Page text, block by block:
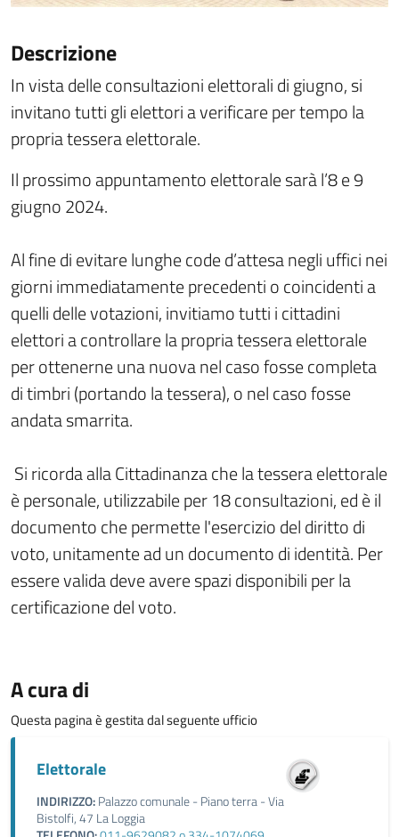
Descrizione
In vista delle consultazioni elettorali di giugno, si
invitano tutti gli elettori a verificare per tempo la
propria tessera elettorale.
Il prossimo appuntamento elettorale sarà l’8 e 9
giugno 2024.
Al fine di evitare lunghe code d’attesa negli uffici nei
giorni immediatamente precedenti o coincidenti a
quelli delle votazioni, invitiamo tutti i cittadini
elettori a controllare la propria tessera elettorale
per ottenerne una nuova nel caso fosse completa
di timbri (portando la tessera), o nel caso fosse
andata smarrita.
Si ricorda alla Cittadinanza che la tessera elettorale
è personale, utilizzabile per 18 consultazioni, ed è il
documento che permette l'esercizio del diritto di
voto, unitamente ad un documento di identità. Per
essere valida deve avere spazi disponibili per la
certificazione del voto.
A cura di
Questa pagina è gestita dal seguente ufficio
Elettorale
INDIRIZZO:Palazzo comunale - Piano terra - Via
Bistolfi, 47 La Loggia